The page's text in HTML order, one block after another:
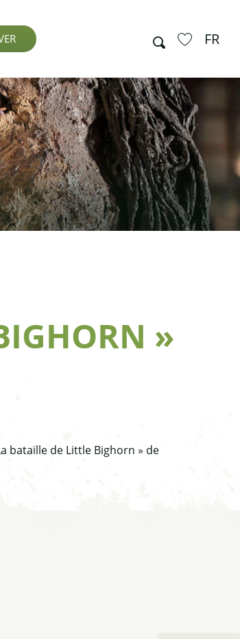
Recherche FR
»
bataille de Little Bighorn » de